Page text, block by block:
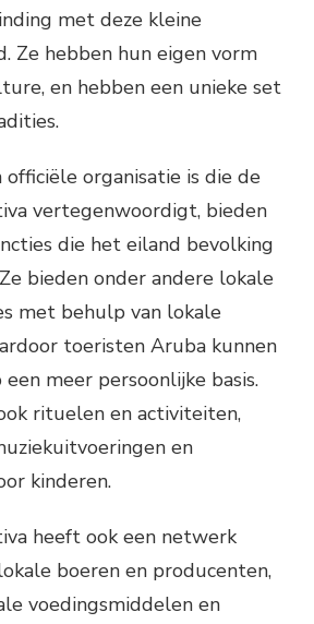
met deze kleine
Ze hebben hun eigen vorm
en hebben een unieke set
organisatie is die de
vertegenwoordigt, bieden
die het eiland bevolking
bieden onder andere lokale
met behulp van lokale
toeristen Aruba kunnen
meer persoonlijke basis.
rituelen en activiteiten,
en
kinderen.
heeft ook een netwerk
boeren en producenten,
voedingsmiddelen en